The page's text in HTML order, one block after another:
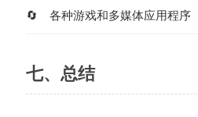
各种游戏和多媒体应用程序
七、总结